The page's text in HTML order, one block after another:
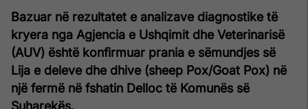
Bazuar në rezultatet e analizave diagnostike të
kryera nga Agjencia e Ushqimit dhe Veterinarisë
(AUV) është konfirmuar prania e sëmundjes së
Lija e deleve dhe dhive (sheep Pox/Goat Pox) në
një fermë në fshatin Delloc të Komunës së
Suharekës.